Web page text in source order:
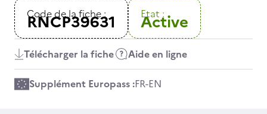
Code de la fiche :
RNCP39631 Etat :
Active
Télécharger la fiche Aide en ligne
Supplément Europass :FR-EN